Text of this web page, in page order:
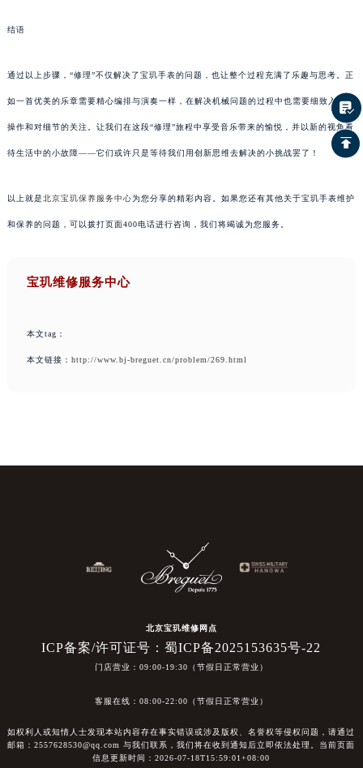
结语
通过以上步骤，“修理”不仅解决了宝玑手表的问题，也让整个过程充满了乐趣与思考。正
如一首优美的乐章需要精心编排与演奏一样，在解决机械问题的过程中也需要细致入微的
操作和对细节的关注。让我们在这段“修理”旅程中享受音乐带来的愉悦，并以新的视角看
待生活中的小故障——它们或许只是等待我们用创新思维去解决的小挑战罢了！
以上就是北京宝玑保养服务中心为您分享的精彩内容。如果您还有其他关于宝玑手表维护
和保养的问题，可以拨打页面400电话进行咨询，我们将竭诚为您服务。
宝玑维修服务中心
本文tag：
本文链接： http://www.bj-breguet.cn/problem/269.html
北京宝玑维修网点
ICP备案/许可证号：蜀ICP备2025153635号-22
门店营业：09:00-19:30（节假日正常营业）
客服在线：08:00-22:00（节假日正常营业）
如权利人或知情人士发现本站内容存在事实错误或涉及版权、名誉权等侵权问题，请通过
邮箱：2557628530@qq.com 与我们联系，我们将在收到通知后立即依法处理。当前页面
信息更新时间：2026-07-18T15:59:01+08:00